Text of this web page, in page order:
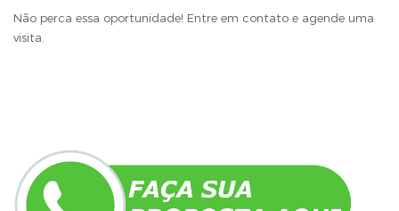
Não perca essa oportunidade! Entre em contato e agende uma
visita.